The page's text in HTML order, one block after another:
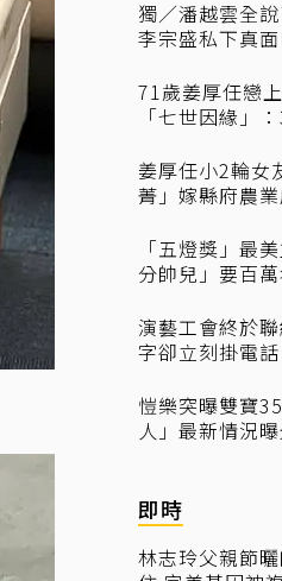
獨／潘越雲全
李宗盛私下真面
71歲姜厚任戀
「七世因緣」
姜厚任小2輪女
菁」嫁縣府農
「五燈獎」最
分帥兒」要百
演藝工會終於
字卻立刻掛電話
愷樂突曝雙寶
人」最新情況
即時
林志玲父親節